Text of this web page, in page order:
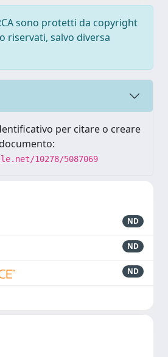
sono protetti da copyright
riservati, salvo diversa
per citare o creare
10278/5087069
ND
ND
ND